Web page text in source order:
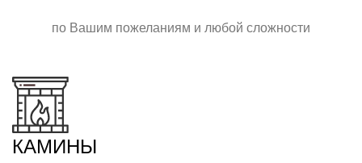
по Вашим пожеланиям и любой сложности
КАМИНЫ